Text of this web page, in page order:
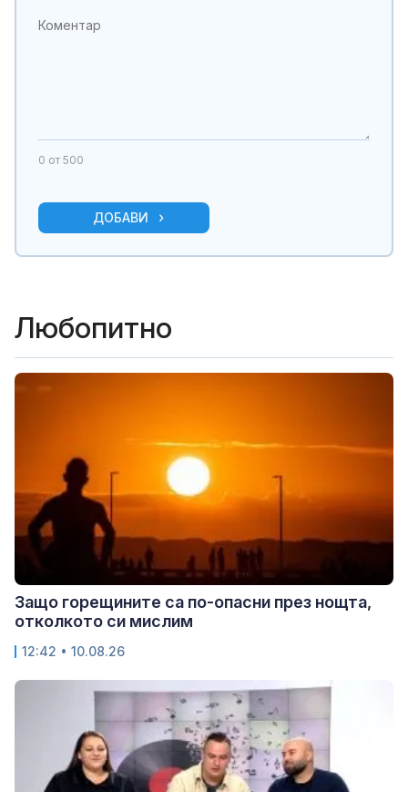
0 от 500
ДОБАВИ
Любопитно
Защо горещините са по-опасни през нощта,
отколкото си мислим
12:42 • 10.08.26